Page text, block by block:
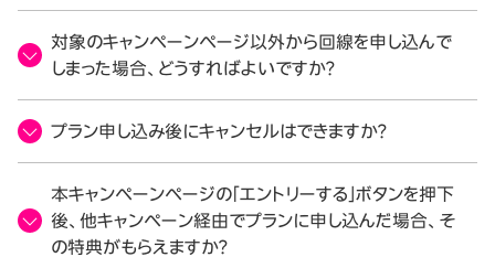
対象のキャンペーンページ以外から回線を申し込んで
しまった場合、どうすればよいですか？
プラン申し込み後にキャンセルはできますか？
本キャンペーンページの「エントリーする」ボタンを押下
後、他キャンペーン経由でプランに申し込んだ場合、そ
の特典がもらえますか？